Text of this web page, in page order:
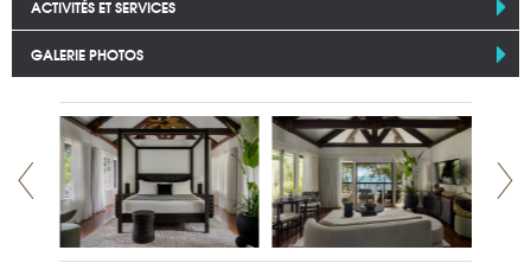
ACTIVITÉS ET SERVICES
GALERIE PHOTOS